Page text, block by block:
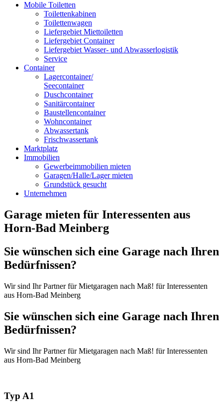
Mobile Toiletten
Toilettenkabinen
Toilettenwagen
Liefergebiet Miettoiletten
Liefergebiet Container
Liefergebiet Wasser- und Abwasserlogistik
Service
Container
Lagercontainer/
Seecontainer
Duschcontainer
Sanitärcontainer
Baustellencontainer
Wohncontainer
Abwassertank
Frischwassertank
Marktplatz
Immobilien
Gewerbeimmobilien mieten
Garagen/Halle/Lager mieten
Grundstück gesucht
Unternehmen
Garage mieten für Interessenten aus
Horn-Bad Meinberg
Sie wünschen sich eine Garage nach Ihren
Bedürfnissen?
Wir sind Ihr Partner für Mietgaragen nach Maß! für Interessenten
aus Horn-Bad Meinberg
Sie wünschen sich eine Garage nach Ihren
Bedürfnissen?
Wir sind Ihr Partner für Mietgaragen nach Maß! für Interessenten
aus Horn-Bad Meinberg
Typ A1